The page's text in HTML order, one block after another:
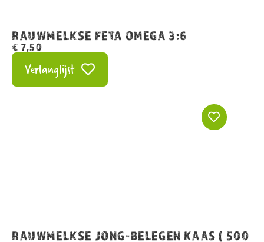
RAUWMELKSE FETA OMEGA 3:6
€ 7,50
Verlanglijst
RAUWMELKSE JONG-BELEGEN KAAS ( 500